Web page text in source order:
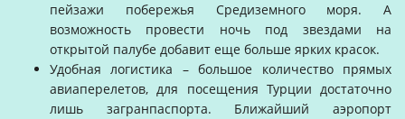
пейзажи побережья Средиземного моря. А
возможность провести ночь под звездами на
открытой палубе добавит еще больше ярких красок.
Удобная логистика – большое количество прямых
авиаперелетов, для посещения Турции достаточно
лишь загранпаспорта. Ближайший аэропорт